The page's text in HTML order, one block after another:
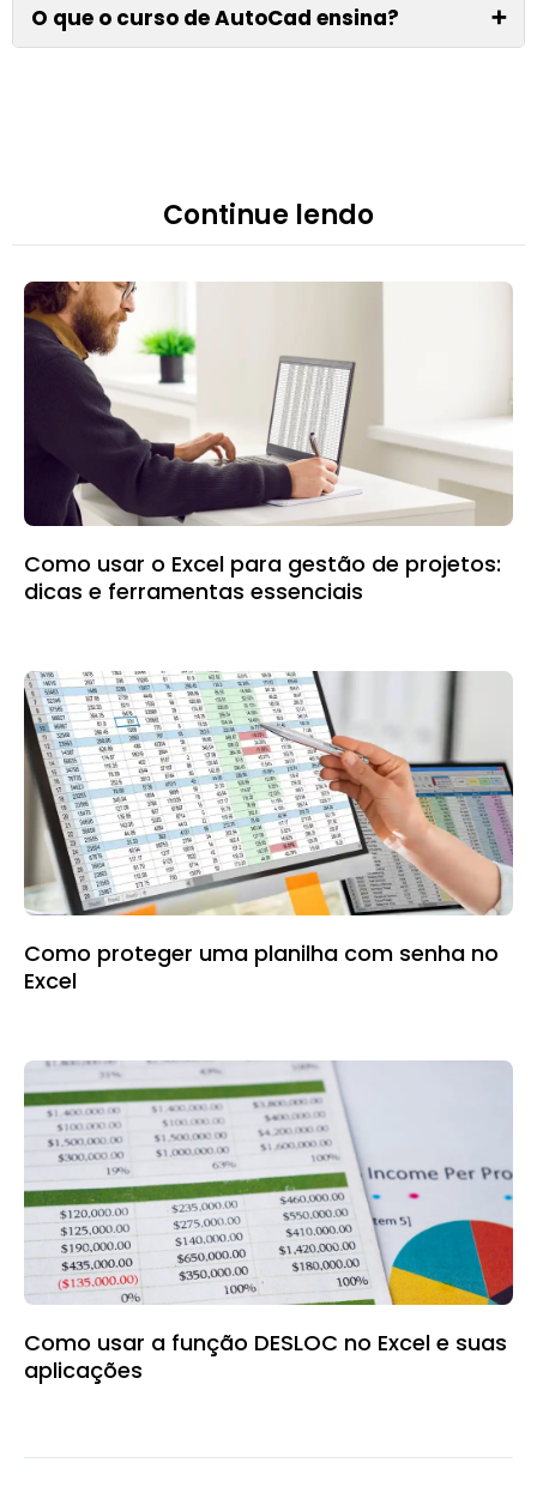
O que o curso de AutoCad ensina? ➕
Continue lendo
Como usar o Excel para gestão de projetos:
dicas e ferramentas essenciais
Como proteger uma planilha com senha no
Excel
Como usar a função DESLOC no Excel e suas
aplicações